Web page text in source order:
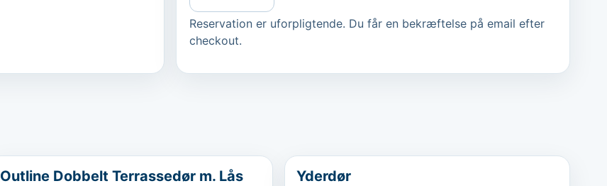
Reservation er uforpligtende. Du får en bekræftelse på email efter
checkout.
Outline Dobbelt Terrassedør m. Lås Yderdør